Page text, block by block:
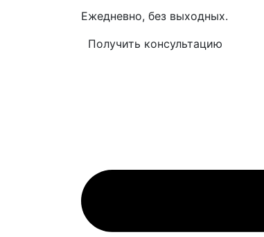
Ежедневно, без выходных.
Получить консультацию